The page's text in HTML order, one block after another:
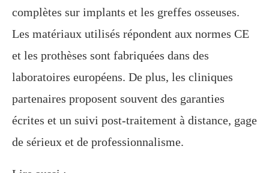
complètes sur implants et les greffes osseuses.
Les matériaux utilisés répondent aux normes CE
et les prothèses sont fabriquées dans des
laboratoires européens. De plus, les cliniques
partenaires proposent souvent des garanties
écrites et un suivi post-traitement à distance, gage
de sérieux et de professionnalisme.